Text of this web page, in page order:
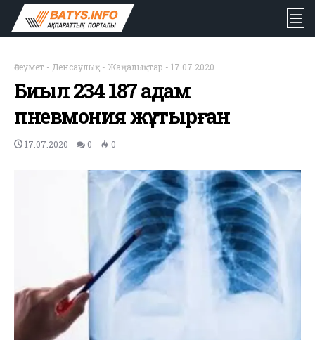
Әлеумет - Денсаулық - Жаңалықтар - 17.07.2020
Биыл 234 187 адам
пневмония жұқтырған
17.07.2020 0 0